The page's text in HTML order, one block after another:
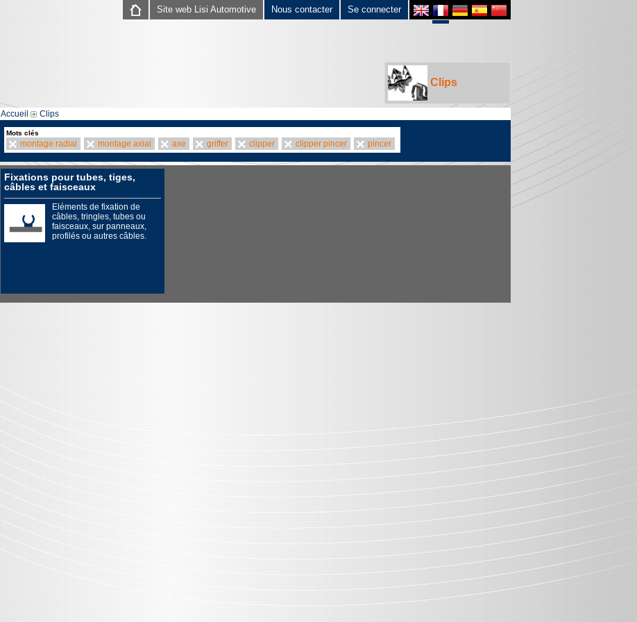
Se connecter
Nous contacter
Site web Lisi Automotive
Clips
Accueil Clips
Mots clés
montage radial montage axial axe griffer clipper clipper pincer pincer
Fixations pour tubes, tiges,
câbles et faisceaux
Eléments de fixation de
câbles, tringles, tubes ou
faisceaux, sur panneaux,
profilés ou autres câbles.